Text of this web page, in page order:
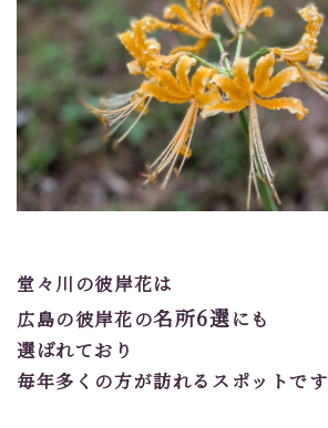
堂々川の彼岸花は
広島の彼岸花の名所6選にも
選ばれており
毎年多くの方が訪れるスポットです